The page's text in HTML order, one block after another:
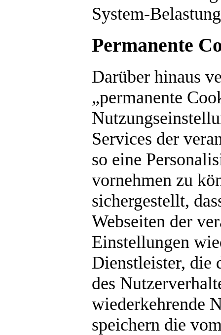
System-
Permanente
Darüber hinaus
„permanente
Services der
so eine
vornehmen zu
sichergestellt,
Webseiten der
Einstellungen
Dienstleister, die
des
wiederkehrende
speichern die